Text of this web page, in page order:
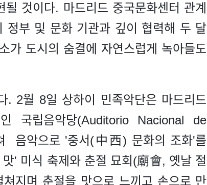
것이다. 마드리드 중국문화센터 관계
정부 및 문화 기관과 깊이 협력해 두 달
가 도시의 숨결에 자연스럽게 녹아들도
. 2월 8일 상하이 민족악단은 마드리드
국립음악당(Auditorio Nacional de
음악으로 '중서(中西) 문화의 조화'를
' 미식 축제와 춘절 묘회(廟會, 옛날 절
지며 춘절을 맛으로 느끼고 손으로 만